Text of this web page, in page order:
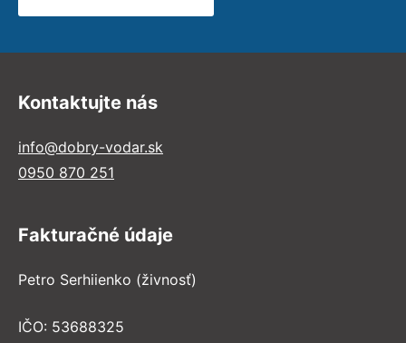
Kontaktujte nás
info@dobry-vodar.sk
0950 870 251
Fakturačné údaje
Petro Serhiienko (živnosť)
IČO: 53688325